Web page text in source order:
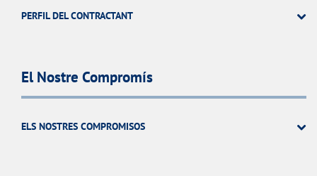
PERFIL DEL CONTRACTANT
El Nostre Compromís
ELS NOSTRES COMPROMISOS